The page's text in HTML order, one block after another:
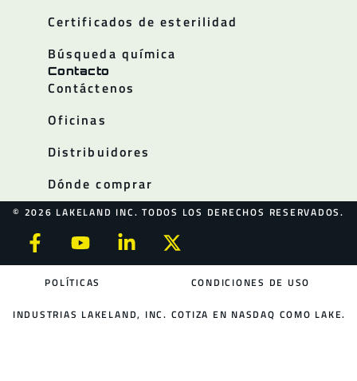
Certificados de esterilidad
Búsqueda química
Contacto
Contáctenos
Oficinas
Distribuidores
Dónde comprar
© 2026 LAKELAND INC. TODOS LOS DERECHOS RESERVADOS.
POLÍTICAS CONDICIONES DE USO
INDUSTRIAS LAKELAND, INC. COTIZA EN NASDAQ COMO LAKE.